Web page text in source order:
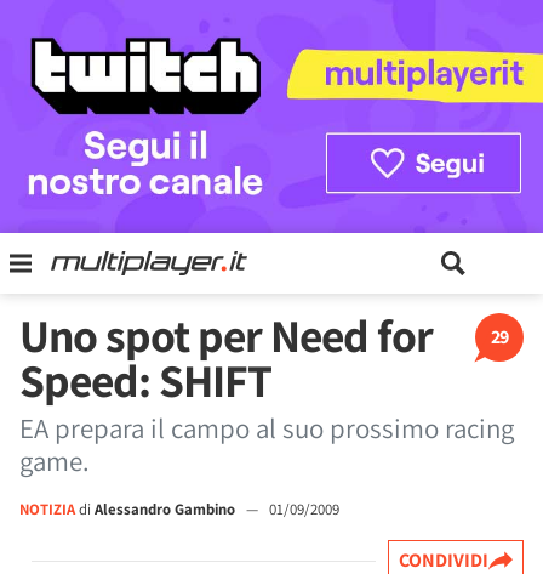
29
Uno spot per Need for
Speed: SHIFT
EA prepara il campo al suo prossimo racing
game.
NOTIZIAdi Alessandro Gambino — 01/09/2009
CONDIVIDI